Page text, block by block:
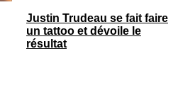
Justin Trudeau se fait faire
un tattoo et dévoile le
résultat